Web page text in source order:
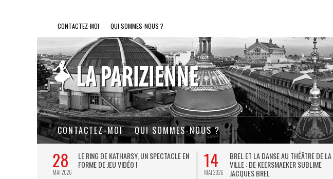
CONTACTEZ-MOI QUI SOMMES-NOUS ?
CONTACTEZ-MOI QUI SOMMES-NOUS ?
28
MAI 2026
LE RING DE KATHARSY, UN SPECTACLE EN
FORME DE JEU VIDÉO !
14
MAI 2026
BREL ET LA DANSE AU THÉÂTRE DE LA
VILLE : DE KEERSMAEKER SUBLIME
JACQUES BREL